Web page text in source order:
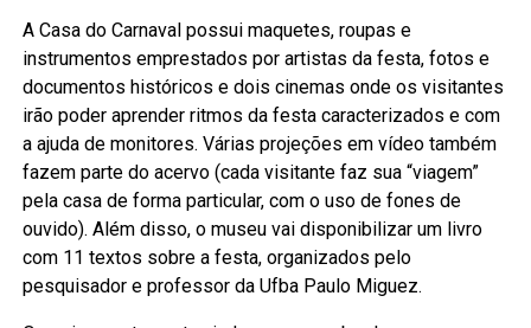
A Casa do Carnaval possui maquetes, roupas e
instrumentos emprestados por artistas da festa, fotos e
documentos históricos e dois cinemas onde os visitantes
irão poder aprender ritmos da festa caracterizados e com
a ajuda de monitores. Várias projeções em vídeo também
fazem parte do acervo (cada visitante faz sua “viagem”
pela casa de forma particular, com o uso de fones de
ouvido). Além disso, o museu vai disponibilizar um livro
com 11 textos sobre a festa, organizados pelo
pesquisador e professor da Ufba Paulo Miguez.